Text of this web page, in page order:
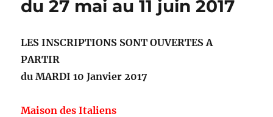
du 27 mai au 11 juin 2017
LES INSCRIPTIONS SONT OUVERTES A
PARTIR
du MARDI 10 Janvier 2017
Maison des Italiens